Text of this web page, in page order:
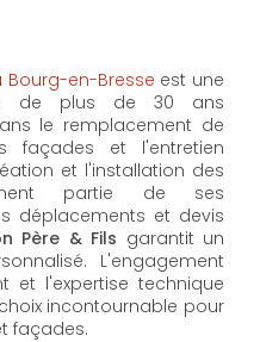
Bourg-en-Bresse est une
de plus de 30 ans
le remplacement de
façades et l'entretien
et l'installation des
partie de ses
déplacements et devis
Père & Fils garantit un
L'engagement
et l'expertise technique
incontournable pour
façades.